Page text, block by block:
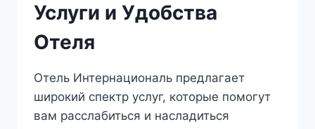
Услуги и Удобства
Отеля
Отель Интернациональ предлагает
широкий спектр услуг, которые помогут
вам расслабиться и насладиться